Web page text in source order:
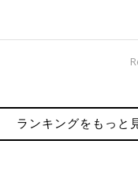
ランキングをもっと